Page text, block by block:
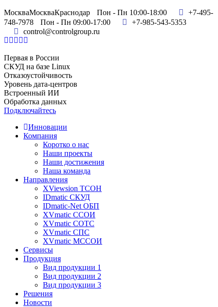
МоскваМоскваКраснодар Пон - Пн 10:00-18:00
+7-495-
748-7978
Пон - Пн 09:00-17:00
+7-985-543-5353
control@controlgroup.ru
Первая в России
СКУД на базе Linux
Отказоустойчивость
Уровень дата-центров
Встроенный ИИ
Обработка данных
Подключайтесь
Инновации
Компания
Коротко о нас
Наши проекты
Наши достижения
Наша команда
Направления
XViewsion ТСОН
IDmatic СКУД
IDmatic-Net ОБП
XVmatic ССОИ
XVmatic СОТС
XVmatic СПС
XVmatic МССОИ
Сервисы
Продукция
Вид продукции 1
Вид продукции 2
Вид продукции 3
Решения
Новости